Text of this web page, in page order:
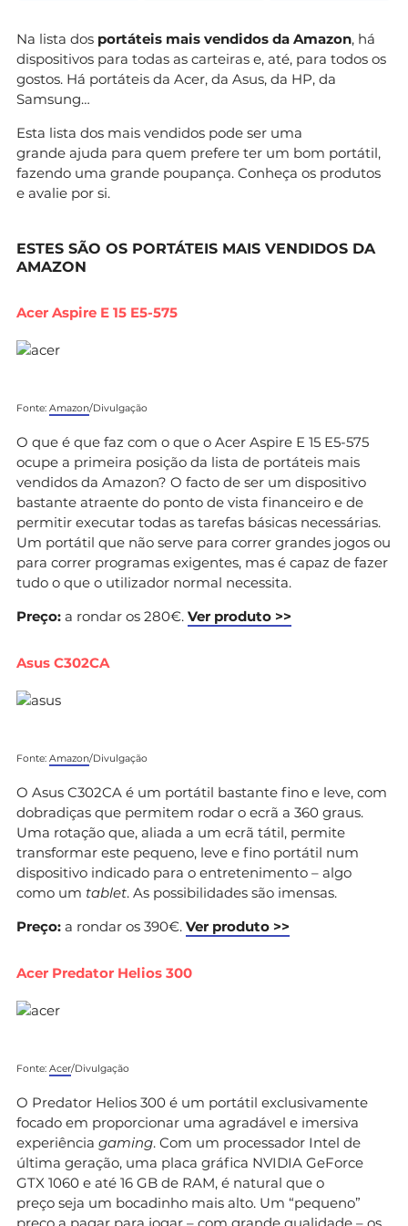
Na lista dos portáteis mais vendidos da Amazon, há
dispositivos para todas as carteiras e, até, para todos os
gostos. Há portáteis da Acer, da Asus, da HP, da
Samsung…
Esta lista dos mais vendidos pode ser uma
grande ajuda para quem prefere ter um bom portátil,
fazendo uma grande poupança. Conheça os produtos
e avalie por si.
ESTES SÃO OS PORTÁTEIS MAIS VENDIDOS DA
AMAZON
Acer Aspire E 15 E5-575
Fonte: Amazon/Divulgação
O que é que faz com o que o Acer Aspire E 15 E5-575
ocupe a primeira posição da lista de portáteis mais
vendidos da Amazon? O facto de ser um dispositivo
bastante atraente do ponto de vista financeiro e de
permitir executar todas as tarefas básicas necessárias.
Um portátil que não serve para correr grandes jogos ou
para correr programas exigentes, mas é capaz de fazer
tudo o que o utilizador normal necessita.
Preço: a rondar os 280€. Ver produto >>
Asus C302CA
Fonte: Amazon/Divulgação
O Asus C302CA é um portátil bastante fino e leve, com
dobradiças que permitem rodar o ecrã a 360 graus.
Uma rotação que, aliada a um ecrã tátil, permite
transformar este pequeno, leve e fino portátil num
dispositivo indicado para o entretenimento – algo
como um tablet. As possibilidades são imensas.
Preço: a rondar os 390€. Ver produto >>
Acer Predator Helios 300
Fonte: Acer/Divulgação
O Predator Helios 300 é um portátil exclusivamente
focado em proporcionar uma agradável e imersiva
experiência gaming. Com um processador Intel de
última geração, uma placa gráfica NVIDIA GeForce
GTX 1060 e até 16 GB de RAM, é natural que o
preço seja um bocadinho mais alto. Um “pequeno”
preço a pagar para jogar – com grande qualidade – os